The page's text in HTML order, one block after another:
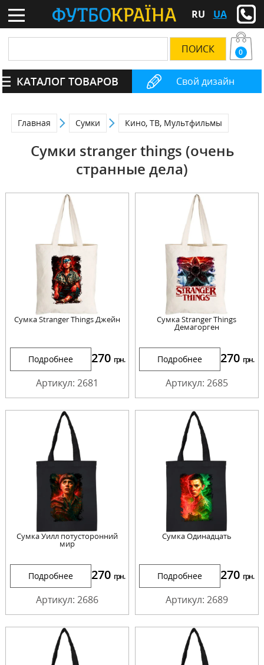
RU UA
Свой дизайн
0
КАТАЛОГ ТОВАРОВ
Главная Сумки Кино, ТВ, Мультфильмы
Сумки stranger things (очень
странные дела)
Сумка Stranger Things Джейн
Подробнее 270 грн.
Артикул: 2681
Сумка Stranger Things
Демагорген
Подробнее 270 грн.
Артикул: 2685
Сумка Уилл потусторонний
мир
Подробнее 270 грн.
Артикул: 2686
Сумка Одинадцать
Подробнее 270 грн.
Артикул: 2689